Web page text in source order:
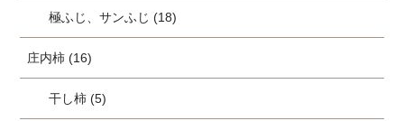
極ふじ、サンふじ (18)
庄内柿 (16)
干し柿 (5)